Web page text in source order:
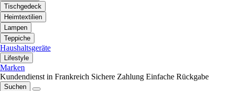
Tischgedeck
Heimtextilien
Lampen
Teppiche
Haushaltsgeräte
Lifestyle
Marken
Kundendienst in Frankreich Sichere Zahlung Einfache Rückgabe
Suchen